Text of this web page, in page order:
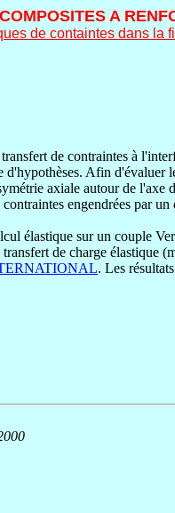
A
de containtes dans la
de contraintes à
d'hypothèses. Afin d'évaluer
axiale autour de l'axe
engendrées par
élastique sur un couple
de charge élastique
. Les